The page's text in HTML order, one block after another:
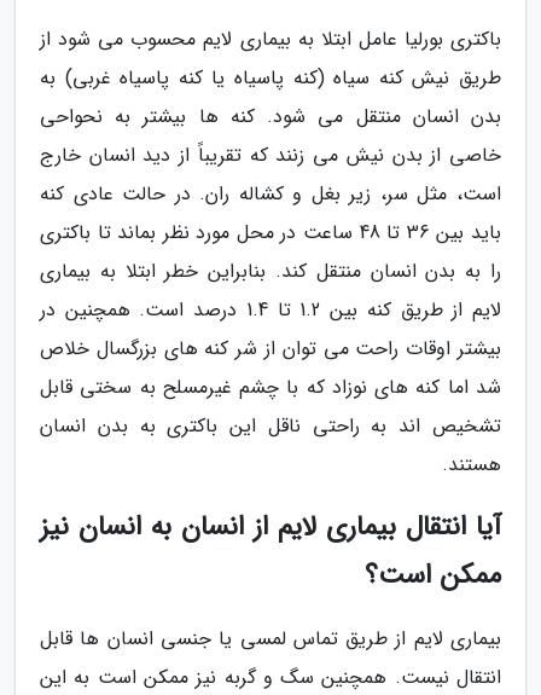
باکتری بورلیا عامل ابتلا به بیماری لایم محسوب می شود از
طریق نیش کنه سیاه (کنه پاسیاه یا کنه پاسیاه غربی) به
بدن انسان منتقل می شود. کنه ها بیشتر به نحواحی
خاصی از بدن نیش می زنند که تقریباً از دید انسان خارج
است، مثل سر، زیر بغل و کشاله ران. در حالت عادی کنه
باید بین 36 تا 48 ساعت در محل مورد نظر بماند تا باکتری
را به بدن انسان منتقل کند. بنابراین خطر ابتلا به بیماری
لایم از طریق کنه بین 1.2 تا 1.4 درصد است. همچنین در
بیشتر اوقات راحت می توان از شر کنه های بزرگسال خلاص
شد اما کنه های نوزاد که با چشم غیرمسلح به سختی قابل
تشخیص اند به راحتی ناقل این باکتری به بدن انسان
هستند.
آیا انتقال بیماری لایم از انسان به انسان نیز
ممکن است؟
بیماری لایم از طریق تماس لمسی یا جنسی انسان ها قابل
انتقال نیست. همچنین سگ و گربه نیز ممکن است به این